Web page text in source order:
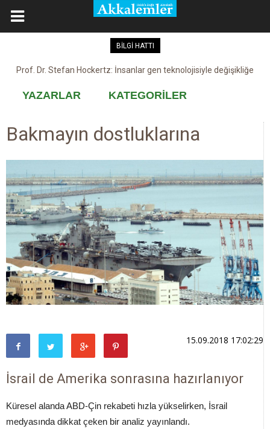
BİLGİ HATTI
Prof. Dr. Stefan Hockertz: İnsanlar gen teknolojisiyle değişikliğe
Kovid-19 aşısı, devşirme ve kobay!
YAZARLAR KATEGORİLER
Bakmayın dostluklarına
15.09.2018 17:02:29
İsrail de Amerika sonrasına hazırlanıyor
Küresel alanda ABD-Çin rekabeti hızla yükselirken, İsrail
medyasında dikkat çeken bir analiz yayınlandı.